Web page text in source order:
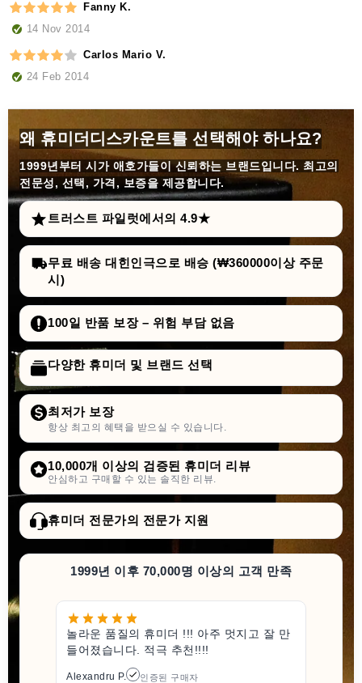
Fanny K.
14 Nov 2014
Carlos Mario V.
24 Feb 2014
왜 휴미더디스카운트를 선택해야 하나요?
1999년부터 시가 애호가들이 신뢰하는 브랜드입니다. 최고의
전문성, 선택, 가격, 보증을 제공합니다.
트러스트 파일럿에서의 4.9★
무료 배송 대힌인극으로 배승 (₩360000이상 주문
시)
100일 반품 보장 – 위험 부담 없음
다양한 휴미더 및 브랜드 선택
최저가 보장
항상 최고의 혜택을 받으실 수 있습니다.
10,000개 이상의 검증된 휴미더 리뷰
안심하고 구매할 수 있는 솔직한 리뷰.
휴미더 전문가의 전문가 지원
1999년 이후 70,000명 이상의 고객 만족
놀라운 품질의 휴미더 !!! 아주 멋지고 잘 만
들어졌습니다. 적극 추천!!!!
Alexandru P. 인증된 구매자